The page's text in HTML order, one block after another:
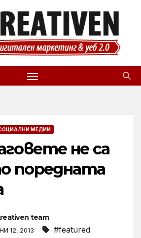
МЕДИИ
не са
поредната
team
12, 2013 #featured